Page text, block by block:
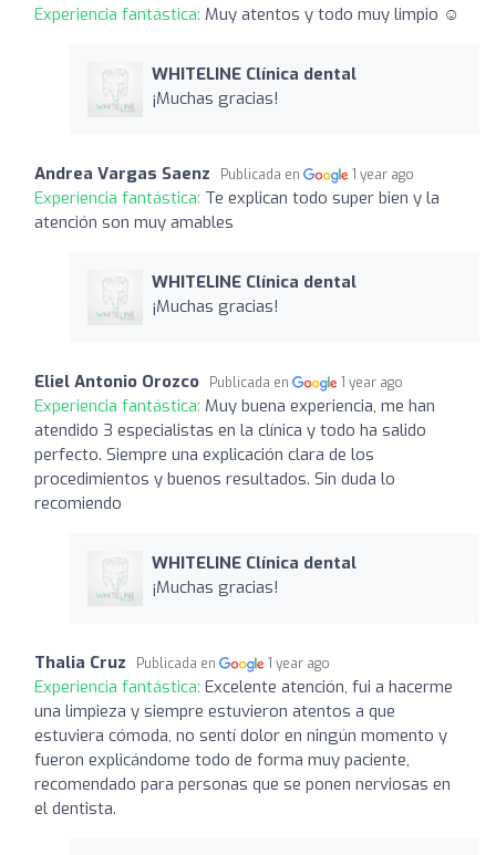
Experiencia fantástica: Muy atentos y todo muy limpio ☺️
WHITELINE Clínica dental
¡Muchas gracias!
Andrea Vargas Saenz Publicada en 1 year ago
Experiencia fantástica: Te explican todo super bien y la
atención son muy amables
WHITELINE Clínica dental
¡Muchas gracias!
Eliel Antonio Orozco Publicada en 1 year ago
Experiencia fantástica: Muy buena experiencia, me han
atendido 3 especialistas en la clínica y todo ha salido
perfecto. Siempre una explicación clara de los
procedimientos y buenos resultados. Sin duda lo
recomiendo
WHITELINE Clínica dental
¡Muchas gracias!
Thalia Cruz Publicada en 1 year ago
Experiencia fantástica: Excelente atención, fui a hacerme
una limpieza y siempre estuvieron atentos a que
estuviera cómoda, no sentí dolor en ningún momento y
fueron explicándome todo de forma muy paciente,
recomendado para personas que se ponen nerviosas en
el dentista.